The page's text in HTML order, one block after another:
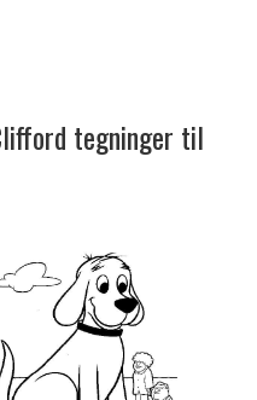
tegninger til